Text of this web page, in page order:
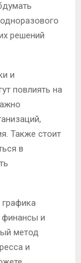
решений
и
повлиять на
Также стоит
в
финансы и
метод
и